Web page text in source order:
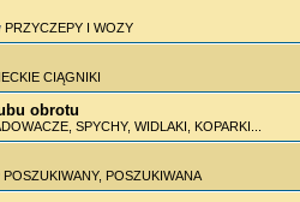
PRZYCZEPY I WOZY
CIĄGNIKI
obrotu
SPYCHY, WIDLAKI, KOPARKI...
POSZUKIWANY, POSZUKIWANA